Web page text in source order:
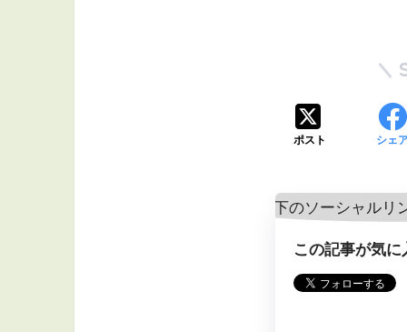
ポスト シェ
この記事が気